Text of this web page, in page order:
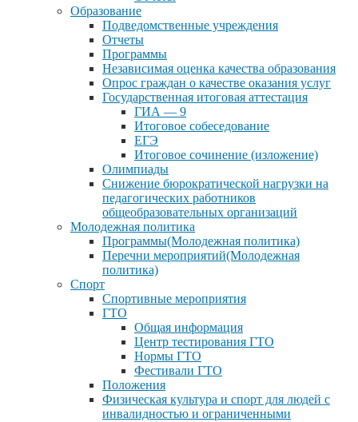
Образование
Подведомственные учреждения
Отчеты
Программы
Независимая оценка качества образования
Опрос граждан о качестве оказания услуг
Государственная итоговая аттестация
ГИА — 9
Итоговое собеседование
ЕГЭ
Итоговое сочинение (изложение)
Олимпиады
Снижение бюрократической нагрузки на
педагогических работников
общеобразовательных организаций
Молодежная политика
Программы(Молодежная политика)
Перечни мероприятий(Молодежная
политика)
Спорт
Спортивные мероприятия
ГТО
Общая информация
Центр тестирования ГТО
Нормы ГТО
Фестивали ГТО
Положения
Физическая культура и спорт для людей с
инвалидностью и ограниченными